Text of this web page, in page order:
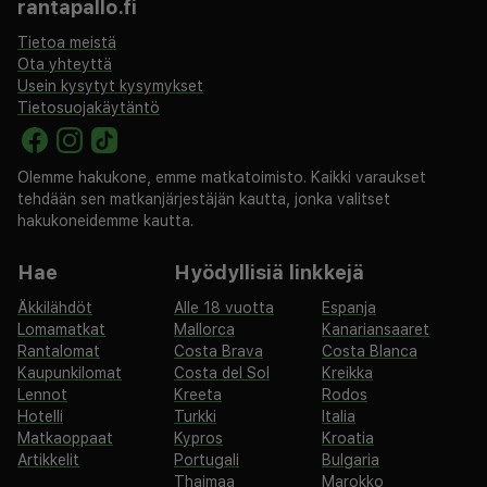
rantapallo.fi
Tietoa meistä
Ota yhteyttä
Usein kysytyt kysymykset
Tietosuojakäytäntö
Olemme hakukone, emme matkatoimisto. Kaikki varaukset
tehdään sen matkanjärjestäjän kautta, jonka valitset
hakukoneidemme kautta.
Hae
Äkkilähdöt
Lomamatkat
Rantalomat
Kaupunkilomat
Lennot
Hotelli
Matkaoppaat
Artikkelit
Hyödyllisiä linkkejä
Alle 18 vuotta
Espanja
Mallorca
Kanariansaaret
Costa Brava
Costa Blanca
Costa del Sol
Kreikka
Kreeta
Rodos
Turkki
Italia
Kypros
Kroatia
Portugali
Bulgaria
Thaimaa
Marokko